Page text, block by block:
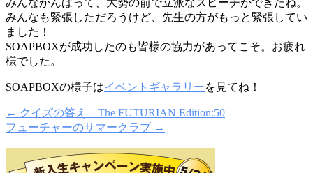
みんながんばって、大勢の前で立派なスピーチができたね。
みんなも緊張しただろうけど、先生の方がもっと緊張してい
ました！
SOAPBOXが成功したのも皆様の協力があってこそ。お疲れ
様でした。
SOAPBOXの様子はイベントギャラリーを見てね！
← クイズの答え The FUTURIAN Edition:50
フューチャーのサマークラブ →